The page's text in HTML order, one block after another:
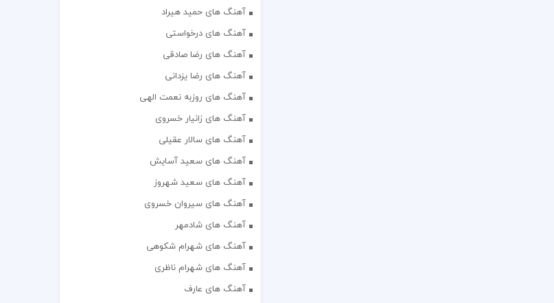
آهنگ های حمید هیراد
آهنگ های درخواستی
آهنگ های رضا صادقی
آهنگ های رضا یزدانی
آهنگ های روزبه نعمت الهی
آهنگ های زانیار خسروی
آهنگ های سالار عقیلی
آهنگ های سعید آسایش
آهنگ های سعید شهروز
آهنگ های سیروان خسروی
آهنگ های شادمهر
آهنگ های شهرام شکوهی
آهنگ های شهرام ناظری
آهنگ های عارف